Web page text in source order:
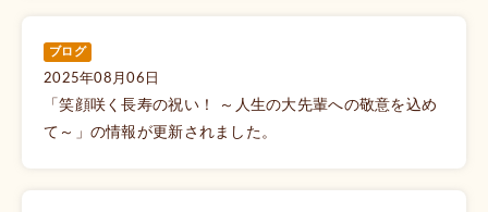
ブログ
2025年08月06日
「笑顔咲く長寿の祝い！ ～人生の大先輩への敬意を込め
て～」の情報が更新されました。